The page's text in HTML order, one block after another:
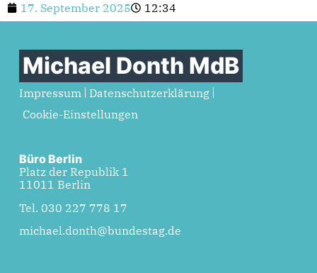
17. September 2025
12:34
Michael Donth MdB
Impressum
Datenschutzerklärung
Cookie-Einstellungen
Büro Berlin
Platz der Republik 1
11011 Berlin
Tel. 030 227 778 17
michael.donth@bundestag.de